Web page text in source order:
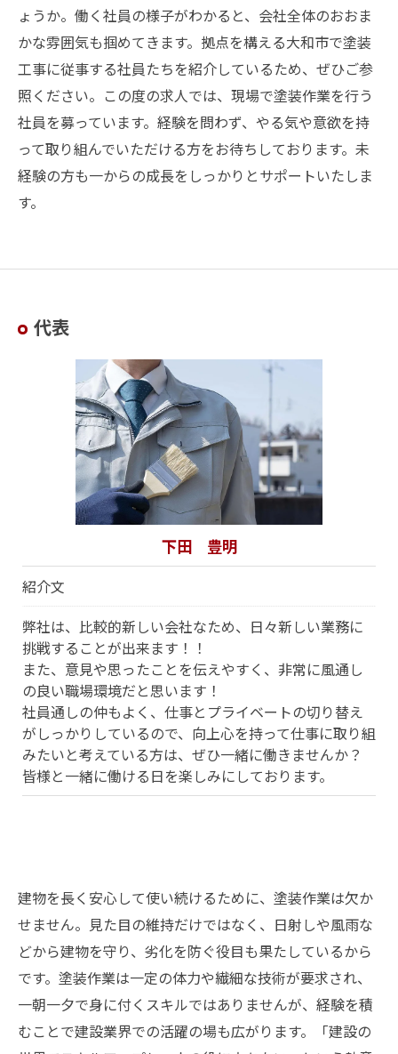
ょうか。働く社員の様子がわかると、会社全体のおおま
かな雰囲気も掴めてきます。拠点を構える大和市で塗装
工事に従事する社員たちを紹介しているため、ぜひご参
照ください。この度の求人では、現場で塗装作業を行う
社員を募っています。経験を問わず、やる気や意欲を持
って取り組んでいただける方をお待ちしております。未
経験の方も一からの成長をしっかりとサポートいたしま
す。
代表
下田 豊明
紹介文
弊社は、比較的新しい会社なため、日々新しい業務に
挑戦することが出来ます！！
また、意見や思ったことを伝えやすく、非常に風通し
の良い職場環境だと思います！
社員通しの仲もよく、仕事とプライベートの切り替え
がしっかりしているので、向上心を持って仕事に取り組
みたいと考えている方は、ぜひ一緒に働きませんか？
皆様と一緒に働ける日を楽しみにしております。
建物を長く安心して使い続けるために、塗装作業は欠か
せません。見た目の維持だけではなく、日射しや風雨な
どから建物を守り、劣化を防ぐ役目も果たしているから
です。塗装作業は一定の体力や繊細な技術が要求され、
一朝一夕で身に付くスキルではありませんが、経験を積
むことで建設業界での活躍の場も広がります。「建設の